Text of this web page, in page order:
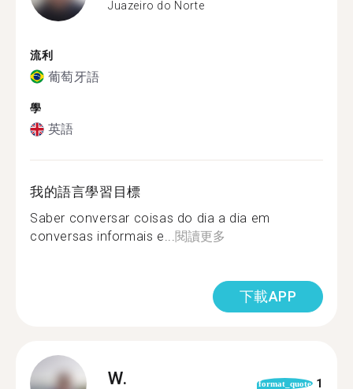
Juazeiro do Norte
流利
葡萄牙語
學
英語
我的語言學習目標
Saber conversar coisas do dia a dia em
conversas informais e...閱讀更多
下載APP
W. format_quote 1